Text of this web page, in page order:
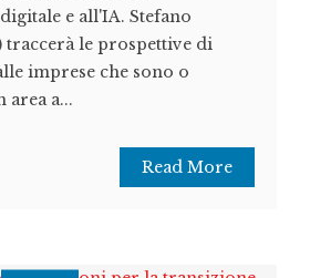
e all'IA. Stefano
traccerà le prospettive di
imprese che sono o
area a...
Read More